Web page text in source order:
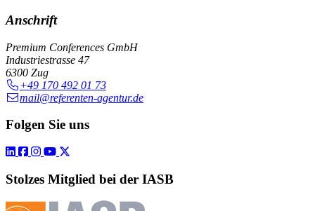
Anschrift
Premium Conferences GmbH
Industriestrasse 47
6300 Zug
+49 170 492 01 73
mail@referenten-agentur.de
Folgen Sie uns
Stolzes Mitglied bei der IASB